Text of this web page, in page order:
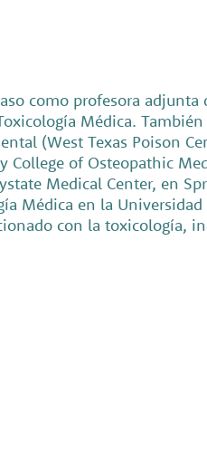
como profesora
Médica.
(West Texas Poison
of Osteopathic
Medical Center, en
Médica en la Universidad
con la toxicología,